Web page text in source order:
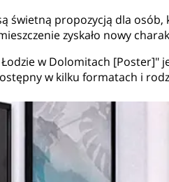
świetną propozycją dla osób,
zyskało nowy
w Dolomitach [Poster]"
w kilku formatach i